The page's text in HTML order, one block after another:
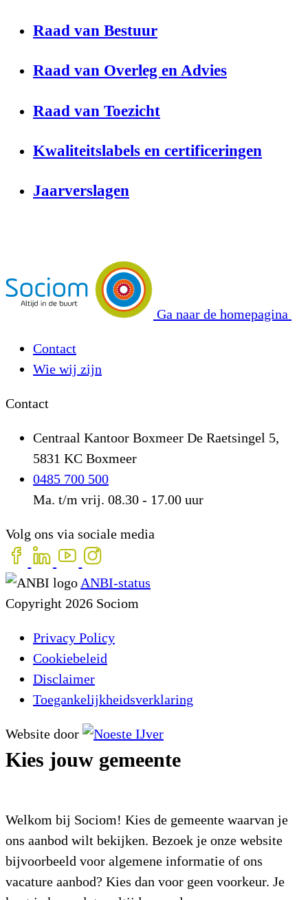
Raad van Bestuur
Raad van Overleg en Advies
Raad van Toezicht
Kwaliteitslabels en certificeringen
Jaarverslagen
Ga naar de homepagina
Contact
Wie wij zijn
Contact
Centraal Kantoor Boxmeer De Raetsingel 5,
5831 KC Boxmeer
0485 700 500
Ma. t/m vrij. 08.30 - 17.00 uur
Volg ons via sociale media
ANBI-status
Copyright 2026 Sociom
Privacy Policy
Cookiebeleid
Disclaimer
Toegankelijkheidsverklaring
Website door
Kies jouw gemeente
Welkom bij Sociom! Kies de gemeente waarvan je
ons aanbod wilt bekijken. Bezoek je onze website
bijvoorbeeld voor algemene informatie of ons
vacature aanbod? Kies dan voor geen voorkeur. Je